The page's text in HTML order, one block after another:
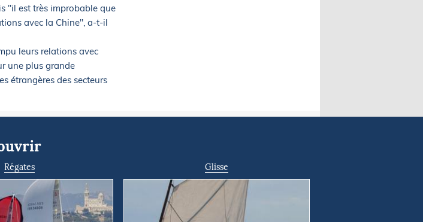
"il est très improbable que
avec la Chine", a-t-il
leurs relations avec
une plus grande
étrangères des secteurs
Régates Glisse